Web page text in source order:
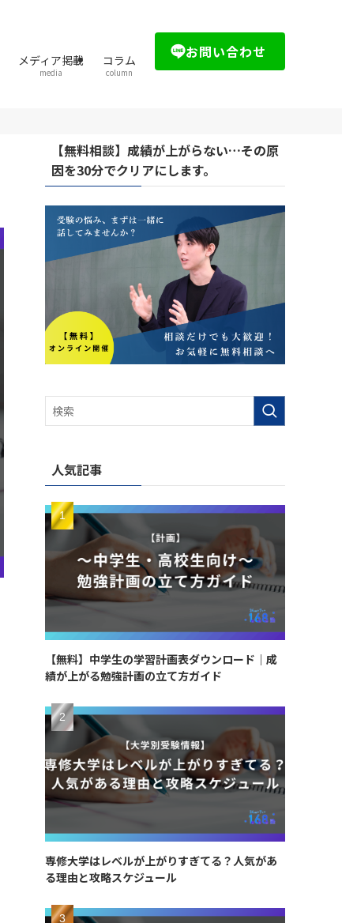
メディア掲載
media
コラム
column
お問い合わせ
【無料相談】成績が上がらない…その原
因を30分でクリアにします。
人気記事
【無料】中学生の学習計画表ダウンロード｜成
績が上がる勉強計画の立て方ガイド
専修大学はレベルが上がりすぎてる？人気があ
る理由と攻略スケジュール